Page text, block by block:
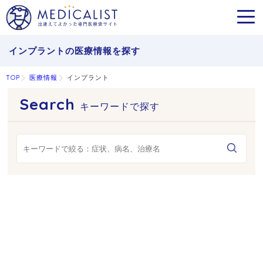
インプラントの医療情報を探す
TOP 医療情報 インプラント
キーワードで探す